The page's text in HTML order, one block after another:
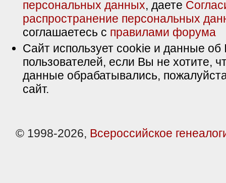
персональных данных, даете
распространение персональных
соглашаетесь с правилами форума
Сайт использует cookie и данные об
пользователей, если Вы не хотите,
данные обрабатывались,
сайт.
© 1998-2026, Всероссийское